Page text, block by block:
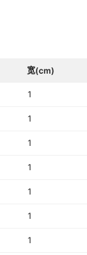
宽(cm)
1
1
1
1
1
1
1